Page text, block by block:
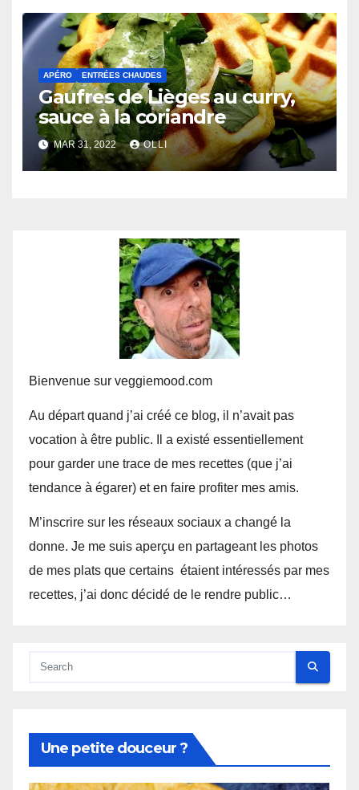
APÉRO ENTRÉES CHAUDES
Gaufres de Lièges au curry,
sauce à la coriandre
MAR 31, 2022 OLLI
Bienvenue sur veggiemood.com
Au départ quand j’ai créé ce blog, il n’avait pas
vocation à être public. Il a existé essentiellement
pour garder une trace de mes recettes (que j’ai
tendance à égarer) et en faire profiter mes amis.
M’inscrire sur les réseaux sociaux a changé la
donne. Je me suis aperçu en partageant les photos
de mes plats que certains étaient intéressés par mes
recettes, j’ai donc décidé de le rendre public…
Une petite douceur ?